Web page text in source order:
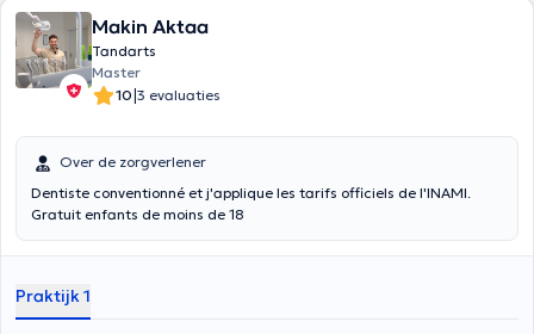
Makin Aktaa
Tandarts
Master
10|3 evaluaties
Over de zorgverlener
Dentiste conventionné et j'applique les tarifs officiels de l'INAMI.
Gratuit enfants de moins de 18
Praktijk 1